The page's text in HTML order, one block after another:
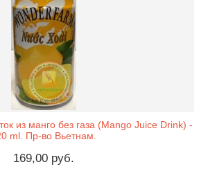
из манго без газа (Mango Juice Drink) -
ml. Пр-во Вьетнам.
169,00 руб.